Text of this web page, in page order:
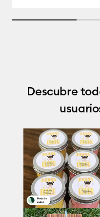
33.33333333333333% completed
Descubre